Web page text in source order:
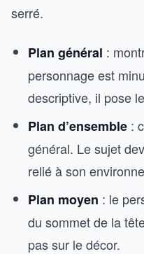
serré.
Plan général :
personnage est
descriptive, il pose
Plan d’ensemble :
général. Le sujet
relié à son
Plan moyen : le
du sommet de la
pas sur le décor.